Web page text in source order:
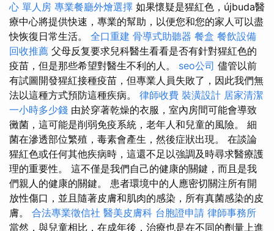
心 單人房 專業餐廳外燴選擇 如果懷疑是猩紅色，újbuda醫
療中心將提供快速，專業的幫助，以便您和您的家人可以盡
快恢復日常生活。 全口重建 骨導式助聽器 餐盒 餐飲設備
回收推薦 父母反复要求兒科醫生看看是否有針對猩紅色的
疫苗，但是那些希望對醫生不利的人。 seo公司 儘管以前
有試圖開發猩紅接種疫苗，但專業人員失敗了，因此我們無
法以這種方式預防這種疾病。 律師收費 裝潢設計 居家清潔
一小時多少錢 由於穿著乾燥的衣服，室內房間可能會導致
黴菌，這可能是削弱免疫系統，老年人和兒童的風險。 細
菌在滲透部位繁殖，毒素會產生，然後症狀出現。 在談論
猩紅色或任何其他疾病時，這還不足以強調及時尋求醫療護
理的重要性。 這不僅是我們自己的健康的關鍵，而且是我
們親人的健康的關鍵。 患者環境中的人應密切關注所有開
放性傷口，並且隨著皮膚和肌肉的感染，所有真菌感染的皮
膚。 合法專業徵信社 醫美皮膚科 台胞證申請 律師事務所
當然，與兒童相比，在成年後，治療也是在不同的劑量上進